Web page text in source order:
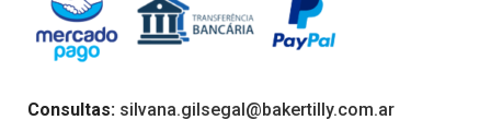
Consultas: silvana.gilsegal@bakertilly.com.ar